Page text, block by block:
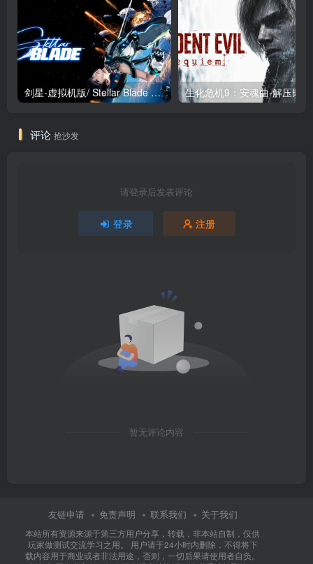
剑星-虚拟机版/ Stellar Blade v1.4.1|Build.19963153 终极版新补丁 送修改器 免安装中文版
评论 抢沙发
请登录后发表评论
登录 注册
暂无评论内容
友链申请 免责声明 联系我们 关于我们
本站所有资源来源于第三方用户分享，转载，非本站自制，仅供
玩家做测试交流学习之用。 用户请于24小时内删除，不得将下
载内容用于商业或者非法用途，否则，一切后果请使用者自负。